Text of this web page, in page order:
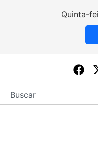
Quinta-